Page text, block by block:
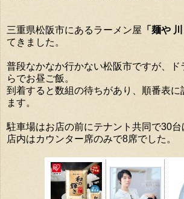
三重県松阪市にあるラーメン屋 「麺や
てきました。
普段なかなか行かない松阪市ですが、ド
らでお昼ご飯。
到着すると数組の待ちがあり、順番表に
ます。
駐車場はお店の前にテナント共同で30台
店内はカウンター席のみで8席でした。